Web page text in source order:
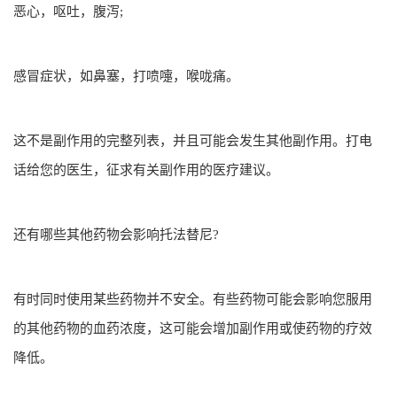
恶心，呕吐，腹泻;
感冒症状，如鼻塞，打喷嚏，喉咙痛。
这不是副作用的完整列表，并且可能会发生其他副作用。打电
话给您的医生，征求有关副作用的医疗建议。
还有哪些其他药物会影响托法替尼?
有时同时使用某些药物并不安全。有些药物可能会影响您服用
的其他药物的血药浓度，这可能会增加副作用或使药物的疗效
降低。